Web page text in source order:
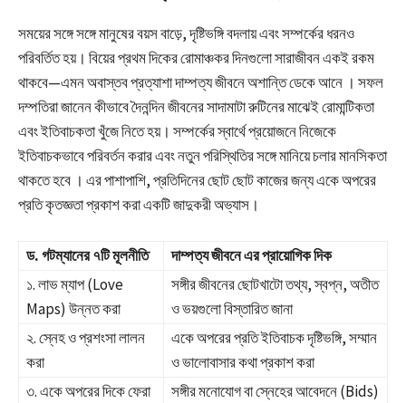
সময়ের সঙ্গে সঙ্গে মানুষের বয়স বাড়ে, দৃষ্টিভঙ্গি বদলায় এবং সম্পর্কের ধরনও
পরিবর্তিত হয়। বিয়ের প্রথম দিকের রোমাঞ্চকর দিনগুলো সারাজীবন একই রকম
থাকবে—এমন অবাস্তব প্রত্যাশা দাম্পত্য জীবনে অশান্তি ডেকে আনে । সফল
দম্পতিরা জানেন কীভাবে দৈনন্দিন জীবনের সাদামাটা রুটিনের মাঝেই রোমান্টিকতা
এবং ইতিবাচকতা খুঁজে নিতে হয়। সম্পর্কের স্বার্থে প্রয়োজনে নিজেকে
ইতিবাচকভাবে পরিবর্তন করার এবং নতুন পরিস্থিতির সঙ্গে মানিয়ে চলার মানসিকতা
থাকতে হবে । এর পাশাপাশি, প্রতিদিনের ছোট ছোট কাজের জন্য একে অপরের
প্রতি কৃতজ্ঞতা প্রকাশ করা একটি জাদুকরী অভ্যাস।
ড. গটম্যানের ৭টি মূলনীতি
দাম্পত্য জীবনে এর প্রায়োগিক দিক
১. লাভ ম্যাপ (Love
Maps) উন্নত করা
সঙ্গীর জীবনের ছোটখাটো তথ্য, স্বপ্ন, অতীত
ও ভয়গুলো বিস্তারিত জানা
২. স্নেহ ও প্রশংসা লালন
করা
একে অপরের প্রতি ইতিবাচক দৃষ্টিভঙ্গি, সম্মান
ও ভালোবাসার কথা প্রকাশ করা
৩. একে অপরের দিকে ফেরা
সঙ্গীর মনোযোগ বা স্নেহের আবেদনে (Bids)